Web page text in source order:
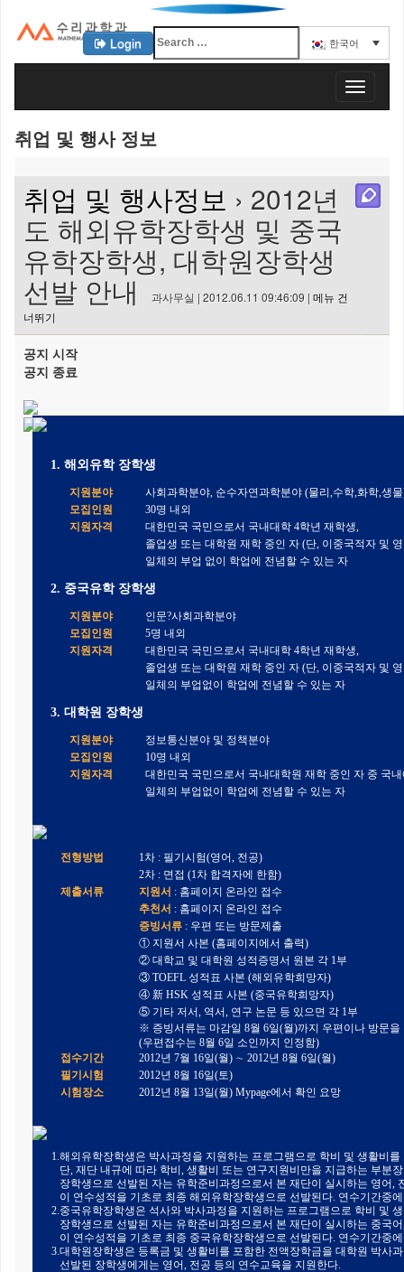
KAIST 수리과학과
Login 한국어
T
o
o
취업 및 행사 정보
취업 및 행사정보 › 2012년
도 해외유학장학생 및 중국
유학장학생, 대학원장학생
선발 안내 과사무실 | 2012.06.11 09:46:09 | 메뉴 건
너뛰기
공지 시작
공지 종료
1. 해외유학 장학생
지원분야
사회과학분야, 순수자연과학분야 (물리,수학,화학,생
모집인원
30명 내외
지원자격
대한민국 국민으로서 국내대학 4학년 재학생,
졸업생 또는 대학원 재학 중인 자 (단, 이중국적자 및
일체의 부업 없이 학업에 전념할 수 있는 자
2. 중국유학 장학생
지원분야
인문?사회과학분야
모집인원
5명 내외
지원자격
대한민국 국민으로서 국내대학 4학년 재학생,
졸업생 또는 대학원 재학 중인 자 (단, 이중국적자 및
일체의 부업없이 학업에 전념할 수 있는 자
3. 대학원 장학생
지원분야
정보통신분야 및 정책분야
모집인원
10명 내외
지원자격
대한민국 국민으로서 국내대학원 재학 중인 자 중 국
일체의 부업없이 학업에 전념할 수 있는 자
전형방법 1차: 필기시험(영어, 전공)
2차: 면접 (1차 합격자에 한함)
제출서류
지원서 : 홈페이지 온라인 접수
추천서 : 홈페이지 온라인 접수
증빙서류: 우편 또는 방문제출
① 지원서 사본 (홈페이지에서 출력)
② 대학교 및 대학원 성적증명서 원본 각 1부
③ TOEFL 성적표 사본 (해외유학희망자)
④ 新 HSK 성적표 사본 (중국유학희망자)
⑤ 기타 저서, 역서, 연구 논문 등 있으면 각 1부
※ 증빙서류는 마감일 8월 6일(월)까지 우편이나 방문을
(우편접수는 8월 6일 소인까지 인정함)
접수기간
2012년 7월 16일(월) ∼ 2012년 8월 6일(월)
필기시험
2012년 8월 16일(토)
시험장소
2012년 8월 13일(월) Mypage에서 확인 요망
1. 해외유학장학생은 박사과정을 지원하는 프로그램으로 학비 및 생활비
단, 재단 내규에 따라 학비, 생활비 또는 연구지원비만을 지급하는 부분
장학생으로 선발된 자는 유학준비과정으로서 본 재단이 실시하는 영어,
이 연수성적을 기초로 최종 해외유학장학생으로 선발된다. 연수기간중
2. 중국유학장학생은 석사와 박사과정을 지원하는 프로그램으로 학비 및
장학생으로 선발된 자는 유학준비과정으로서 본 재단이 실시하는 중국
이 연수성적을 기초로 최종 중국유학장학생으로 선발된다. 연수기간중
3. 대학원장학생은 등록금 및 생활비를 포함한 전액장학금을 대학원 박사
선발된 장학생에게는 영어, 전공 등의 연수교육을 지원한다.